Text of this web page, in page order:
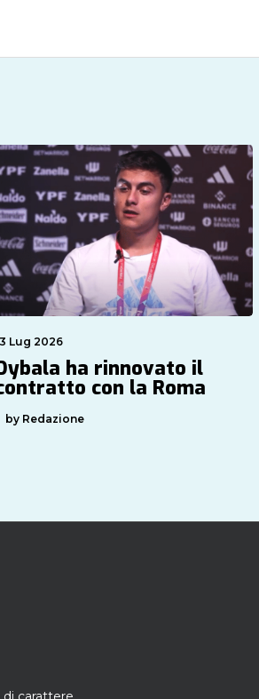
Lug 2026
ha rinnovato il
con la Roma
by Redazione